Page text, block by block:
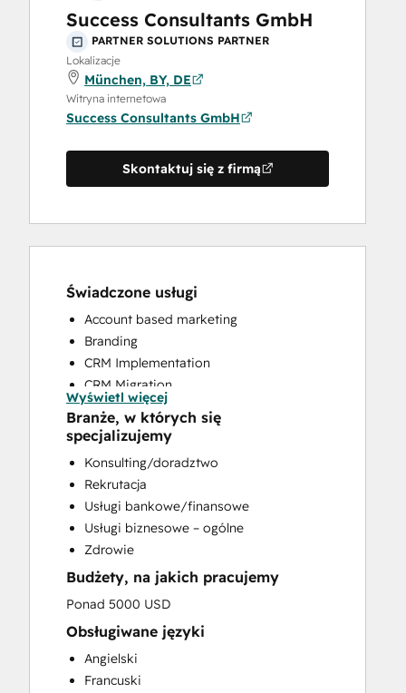
Success Consultants GmbH
PARTNER SOLUTIONS PARTNER
Lokalizacje
München, BY, DE
Witryna internetowa
Success Consultants GmbH
Skontaktuj się z firmą
Świadczone usługi
Account based marketing
Branding
CRM Implementation
CRM Migration
Customer Marketing
Customer Success Training
Full Inbound Marketing Services
HubSpot Onboarding
Sales and Marketing Alignment
Sales Coaching and Training
Sales Enablement
Wyświetl więcej
Branże, w których się
specjalizujemy
Konsulting/doradztwo
Rekrutacja
Usługi bankowe/finansowe
Usługi biznesowe – ogólne
Zdrowie
Budżety, na jakich pracujemy
Ponad 5000 USD
Obsługiwane języki
Angielski
Francuski